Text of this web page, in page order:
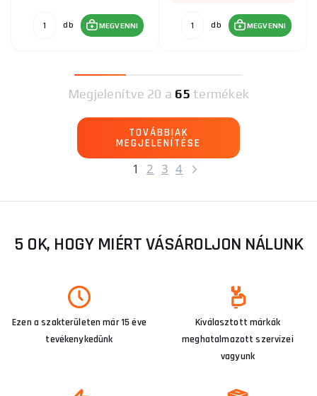
db MEGVENNI db MEGVENNI
1 2 3 4
Megjelenítve 20 a 65termékek
TOVÁBBIAK
MEGJELENÍTÉSE
5 OK, HOGY MIÉRT VÁSÁROLJON NÁLUNK
Ezen a szakterületen már 15 éve
tevékenykedünk
Kiválasztott márkák
meghatalmazott szervizei
vagyunk